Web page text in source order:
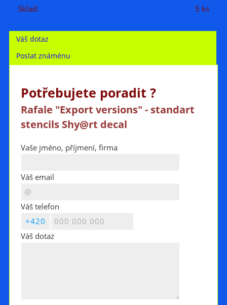
Sklad:
5 ks
Váš dotaz
Poslat známénu
Potřebujete poradit ?
Rafale "Export versions" - standart
stencils Shy@rt decal
Vaše jméno, příjmení, firma
Váš email
Váš telefon
Váš dotaz